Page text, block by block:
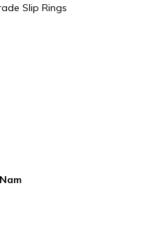
Slip Rings